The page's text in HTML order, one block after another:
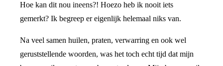
Hoe kan dit nou ineens?! Hoezo heb ik nooit iets
gemerkt? Ik begreep er eigenlijk helemaal niks van.
Na veel samen huilen, praten, verwarring en ook wel
geruststellende woorden, was het toch echt tijd dat mijn